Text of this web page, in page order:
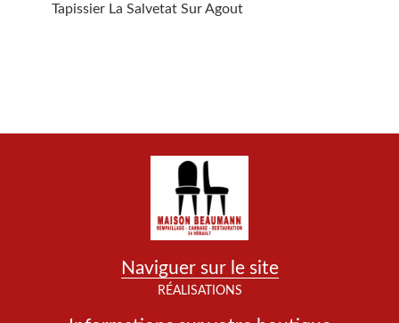
Tapissier La Salvetat Sur Agout
Naviguer sur le site
RÉALISATIONS